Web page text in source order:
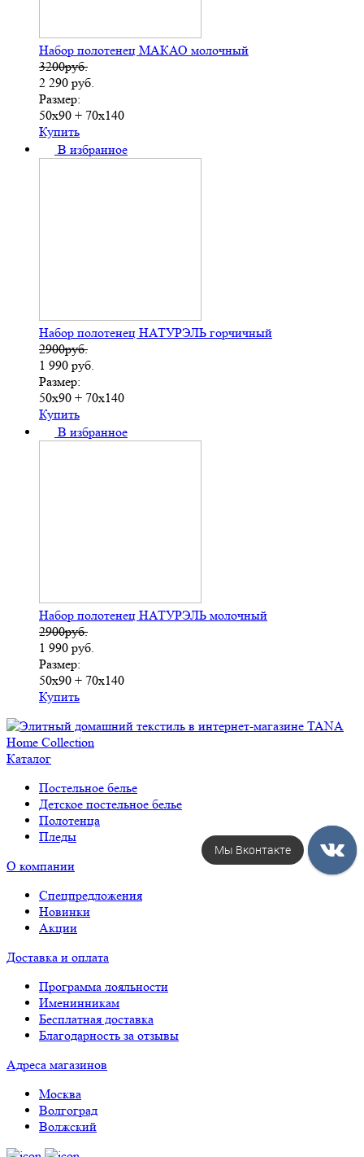
Набор полотенец МАКАО молочный
3200руб.
2 290 руб.
Размер:
50х90 + 70х140
Купить
В избранное
Набор полотенец НАТУРЭЛЬ горчичный
2900руб.
1 990 руб.
Размер:
50х90 + 70х140
Купить
В избранное
Набор полотенец НАТУРЭЛЬ молочный
2900руб.
1 990 руб.
Размер:
50х90 + 70х140
Купить
Каталог
Постельное белье
Детское постельное белье
Полотенца
Пледы
О компании
Спецпредложения
Новинки
Акции
Доставка и оплата
Программа лояльности
Именинникам
Бесплатная доставка
Благодарность за отзывы
Адреса магазинов
Москва
Волгоград
Волжский
Мы Вконтакте